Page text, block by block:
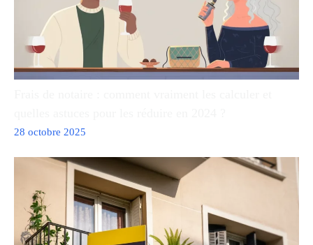
28 octobre 2025